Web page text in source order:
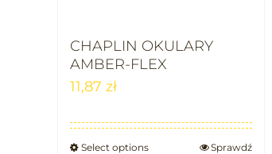
CHAPLIN OKULARY
AMBER-FLEX
11,87 zł
Select options Sprawdź